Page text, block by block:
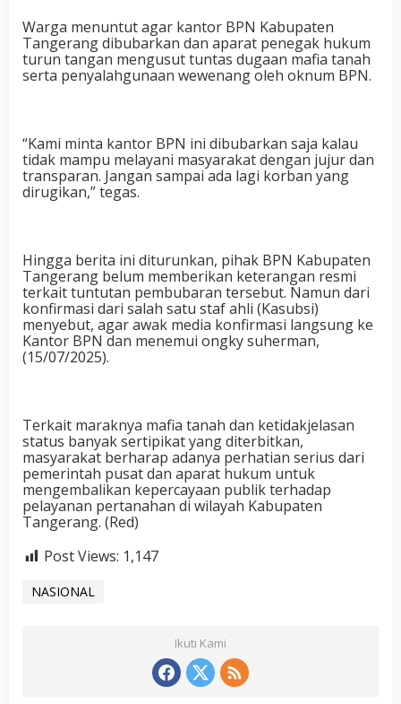
Warga menuntut agar kantor BPN Kabupaten
Tangerang dibubarkan dan aparat penegak hukum
turun tangan mengusut tuntas dugaan mafia tanah
serta penyalahgunaan wewenang oleh oknum BPN.
“Kami minta kantor BPN ini dibubarkan saja kalau
tidak mampu melayani masyarakat dengan jujur dan
transparan. Jangan sampai ada lagi korban yang
dirugikan,” tegas.
Hingga berita ini diturunkan, pihak BPN Kabupaten
Tangerang belum memberikan keterangan resmi
terkait tuntutan pembubaran tersebut. Namun dari
konfirmasi dari salah satu staf ahli (Kasubsi)
menyebut, agar awak media konfirmasi langsung ke
Kantor BPN dan menemui ongky suherman,
(15/07/2025).
Terkait maraknya mafia tanah dan ketidakjelasan
status banyak sertipikat yang diterbitkan,
masyarakat berharap adanya perhatian serius dari
pemerintah pusat dan aparat hukum untuk
mengembalikan kepercayaan publik terhadap
pelayanan pertanahan di wilayah Kabupaten
Tangerang. (Red)
Post Views: 1,147
NASIONAL
Ikuti Kami